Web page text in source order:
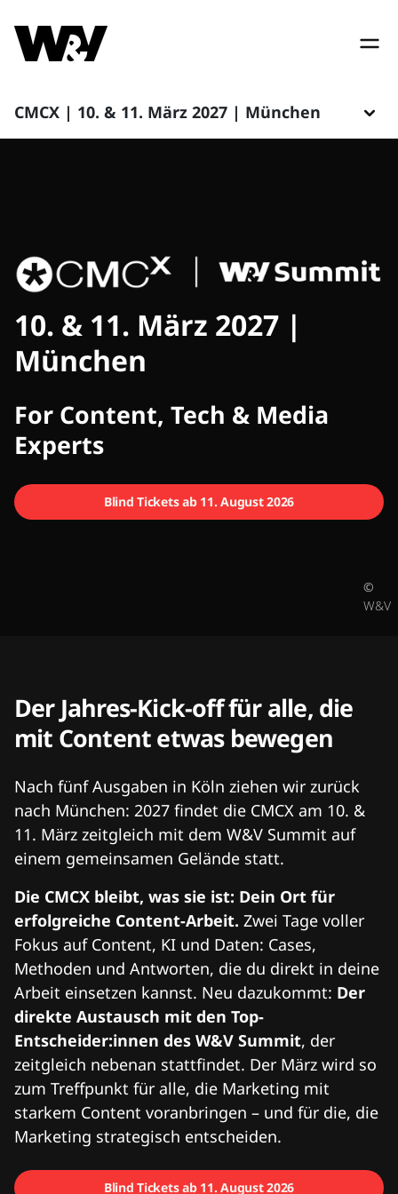
CMCX | 10. & 11. März 2027 | München
CMCX
10. & 11. März 2027 |
München
For Content, Tech & Media
Experts
Blind Tickets ab 11. August 2026
©
W&V
Der Jahres-Kick-off für alle, die
mit Content etwas bewegen
Nach fünf Ausgaben in Köln ziehen wir zurück
nach München: 2027 findet die CMCX am 10. &
11. März zeitgleich mit dem W&V Summit auf
einem gemeinsamen Gelände statt.
Die CMCX bleibt, was sie ist: Dein Ort für
erfolgreiche Content-Arbeit. Zwei Tage voller
Fokus auf Content, KI und Daten: Cases,
Methoden und Antworten, die du direkt in deine
Arbeit einsetzen kannst. Neu dazukommt: Der
direkte Austausch mit den Top-
Entscheider:innen des W&V Summit, der
zeitgleich nebenan stattfindet. Der März wird so
zum Treffpunkt für alle, die Marketing mit
starkem Content voranbringen – und für die, die
Marketing strategisch entscheiden.
Blind Tickets ab 11. August 2026